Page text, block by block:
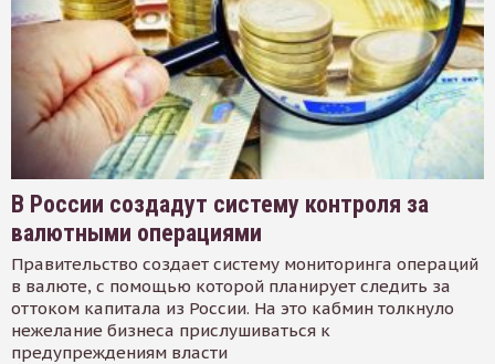
В России создадут систему контроля за
валютными операциями
Правительство создает систему мониторинга операций
в валюте, с помощью которой планирует следить за
оттоком капитала из России. На это кабмин толкнуло
нежелание бизнеса прислушиваться к
предупреждениям власти